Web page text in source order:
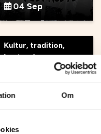
Om
04 Sep
Kultur, tradition,
hantverk
Guidad visning
på
Norrlandsoperan